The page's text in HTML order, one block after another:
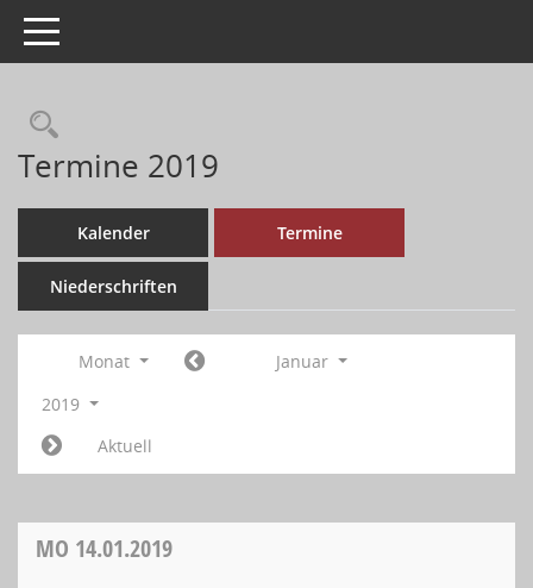
Toggle navigation
Termine 2019
Kalender Termine
Niederschriften
Monat
Januar
2019
Aktuell
MO 14.01.2019